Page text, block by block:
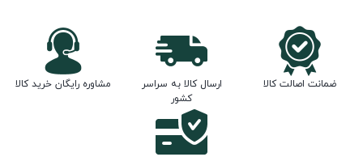
ضمانت اصالت کالا
ارسال کالا به سراسر
کشور
مشاوره رایگان خرید کالا